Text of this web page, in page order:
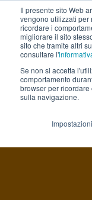
Il presente sito Web
vengono utilizzati per
ricordare i
migliorare il sito
sito che tramite altri
consultare l'
Se non si accetta
comportamento
browser per
sulla navigazione.